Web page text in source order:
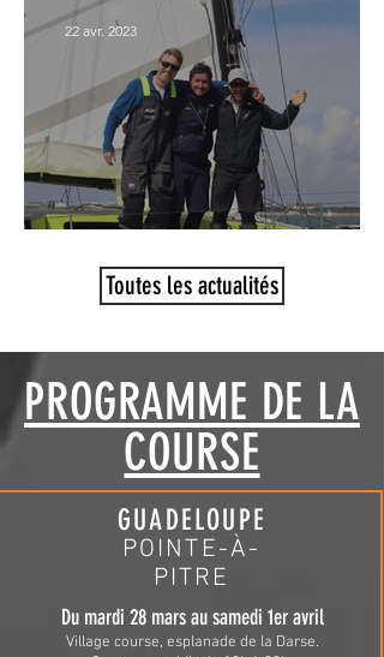
22 avr. 2023
Toutes les actualités
PROGRAMME DE LA
COURSE
GUADELOUPE
POINTE-À-
PITRE
Du mardi 28 mars au samedi 1er avril
Village course, esplanade de la Darse.